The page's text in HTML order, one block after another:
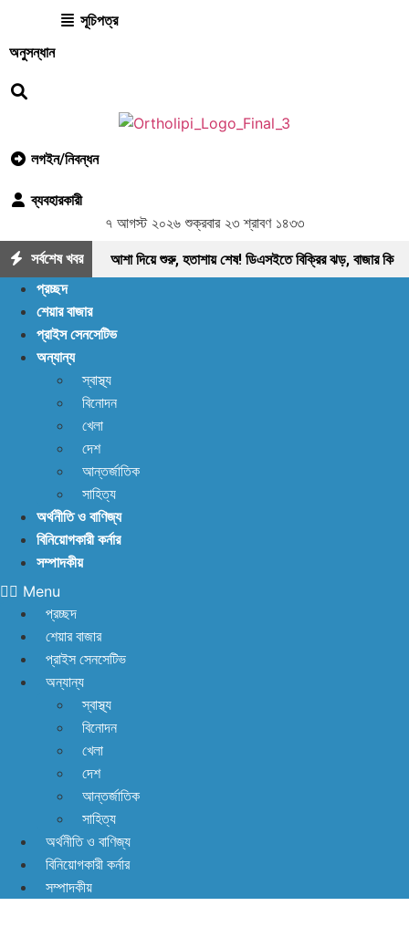
সূচিপত্র
অনুসন্ধান
লগইন/নিবন্ধন
ব্যবহারকারী
৭ আগস্ট ২০২৬ শুক্রবার ২৩ শ্রাবণ ১৪৩৩
সর্বশেষ খবর আশা দিয়ে শুরু, হতাশায় শেষ! ডিএসইতে বিক্রির ঝড়, বাজার কি
প্রাণ ফিরছে, বাড়ছে লেনদেন, বাজারের পরবর্তী গন্তব্য কোথায়?
শেয়ারবাজার, নেপথ্যে কী?
না! আছে প্রতিকার
কোটি ৯৩ লাখ ৯০ হাজার মার্কিন ডলার রেমিট্যান্স
যেকেনো সময়ের চেয়ে বেশি খাদ্য মজুত আছে: খাদ্য মন্ত্রণালয়
প্রচ্ছদ
শেয়ার বাজার
প্রাইস সেনসেটিভ
অন্যান্য
স্বাস্থ্য
বিনোদন
খেলা
দেশ
আন্তর্জাতিক
সাহিত্য
অর্থনীতি ও বাণিজ্য
বিনিয়োগকারী কর্নার
সম্পাদকীয়
Menu
প্রচ্ছদ
শেয়ার বাজার
প্রাইস সেনসেটিভ
অন্যান্য
স্বাস্থ্য
বিনোদন
খেলা
দেশ
আন্তর্জাতিক
সাহিত্য
অর্থনীতি ও বাণিজ্য
বিনিয়োগকারী কর্নার
সম্পাদকীয়